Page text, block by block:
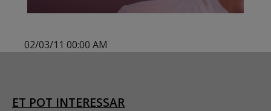
02/03/11 00:00 AM
ET POT INTERESSAR